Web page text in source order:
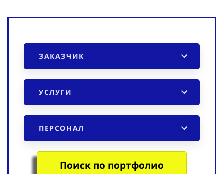
ЗАКАЗЧИК
УСЛУГИ
ПЕРСОНАЛ
Поиск по портфолио